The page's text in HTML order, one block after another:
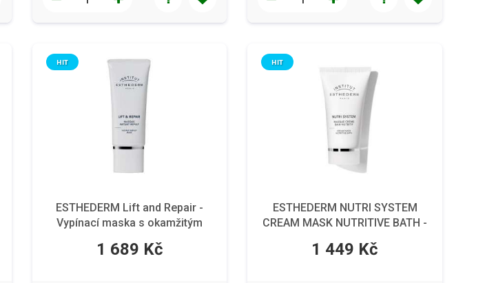
ESTHEDERM Lift and Repair -
Vypínací maska s okamžitým
HIT
1 689 Kč
ESTHEDERM NUTRI SYSTEM
CREAM MASK NUTRITIVE BATH -
HIT
1 449 Kč